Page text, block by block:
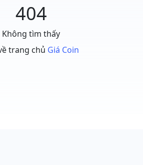
404
Không tìm thấy
trang chủ Giá Coin